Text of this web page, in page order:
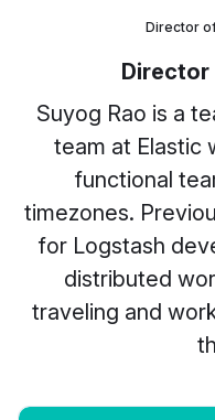
Director
Director
Suyog Rao is a
team at Elastic
functional
timezones.
for Logstash
distributed
traveling and